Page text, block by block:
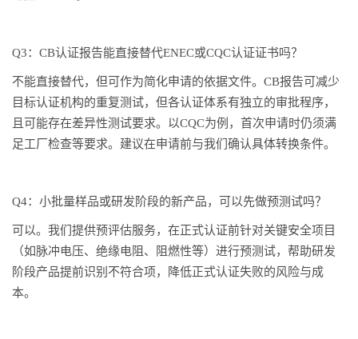
Q3：CB认证报告能直接替代ENEC或CQC认证证书吗？
不能直接替代，但可作为简化申请的依据文件。CB报告可减少
目标认证机构的重复测试，但各认证体系有独立的审批程序，
且可能存在差异性测试要求。以CQC为例，首次申请时仍须满
足工厂检查等要求。建议在申请前与我们确认具体转换条件。
Q4：小批量样品或研发阶段的新产品，可以先做预测试吗？
可以。我们提供预评估服务，在正式认证前针对关键安全项目
（如脉冲电压、绝缘电阻、阻燃性等）进行预测试，帮助研发
阶段产品提前识别不符合项，降低正式认证失败的风险与成
本。